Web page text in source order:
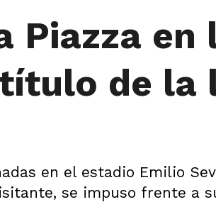
Piazza en
de la
en el estadio Emilio
se impuso frente a